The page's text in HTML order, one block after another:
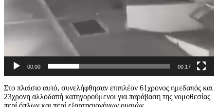
00:00 00:17
Στο πλαίσιο αυτό, συνελήφθησαν επιπλέον 61χρονος ημεδαπός και
23χρονη αλλοδαπή κατηγορούμενοι για παράβαση της νομοθεσίας
περί όπλων και περί εξαρτησιογόνων ουσιών.